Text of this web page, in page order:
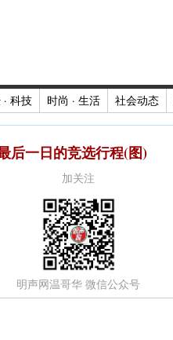
· 科技 时尚 · 生活 社会动态
后一日的竞选行程(图)
加关注
明声网温哥华 微信公众号